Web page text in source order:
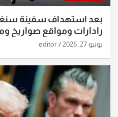
بعد استهداف سفينة
رادارات ومواقع صواريخ
الساعات الماضية
يونيو 27, 2026 editor